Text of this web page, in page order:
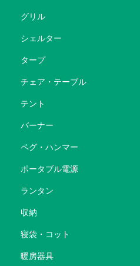
グリル
シェルター
タープ
チェア・テーブル
テント
バーナー
ペグ・ハンマー
ポータブル電源
ランタン
収納
寝袋・コット
暖房器具